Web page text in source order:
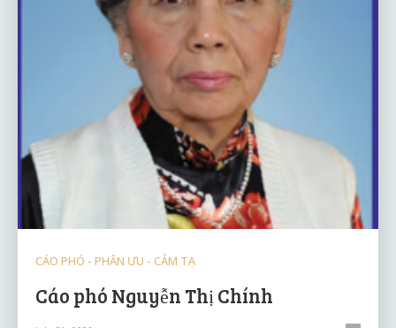
CÁO PHÓ - PHÂN ƯU - CẢM TẠ
Cáo phó Nguyễn Thị Chính